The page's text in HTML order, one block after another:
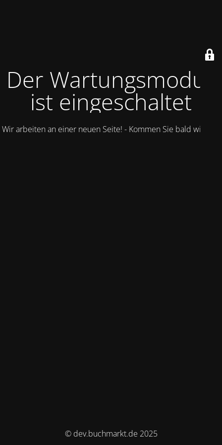
Der Wartungsmodus
ist eingeschaltet
Wir arbeiten an einer neuen Seite! - Kommen Sie bald wieder.
© dev.buchmarkt.de 2025